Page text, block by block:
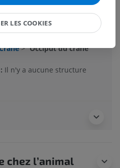
> Occiput du crâne
Il n'y a aucune structure
chez l’animal
LES COOKIES